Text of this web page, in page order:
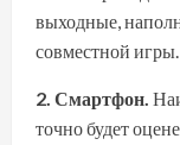
выходные,
совместной игры.
2. Смартфон.
точно будет